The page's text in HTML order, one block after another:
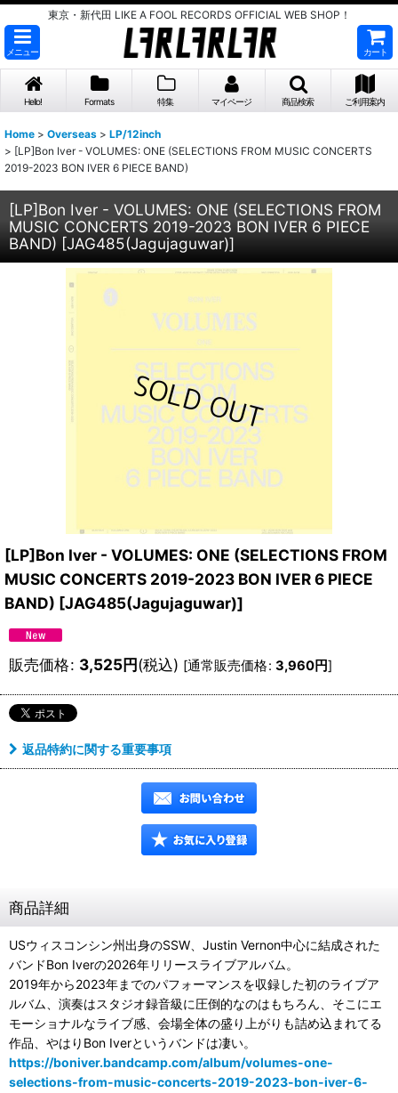
東京・新代田 LIKE A FOOL RECORDS OFFICIAL WEB SHOP！
メニュー カート
Hello! Formats 特集 マイページ 商品検索 ご利用案内
Home > Overseas > LP/12inch
> [LP]Bon Iver - VOLUMES: ONE (SELECTIONS FROM MUSIC CONCERTS
2019-2023 BON IVER 6 PIECE BAND)
[LP]Bon Iver - VOLUMES: ONE (SELECTIONS FROM
MUSIC CONCERTS 2019-2023 BON IVER 6 PIECE
BAND) [JAG485(Jagujaguwar)]
[LP]Bon Iver - VOLUMES: ONE (SELECTIONS FROM
MUSIC CONCERTS 2019-2023 BON IVER 6 PIECE
BAND) [JAG485(Jagujaguwar)]
販売価格: 3,525円(税込) [通常販売価格: 3,960円]
返品特約に関する重要事項
商品詳細
USウィスコンシン州出身のSSW、Justin Vernon中心に結成された
バンドBon Iverの2026年リリースライブアルバム。
2019年から2023年までのパフォーマンスを収録した初のライブア
ルバム、演奏はスタジオ録音級に圧倒的なのはもちろん、そこにエ
モーショナルなライブ感、会場全体の盛り上がりも詰め込まれてる
作品、やはりBon Iverというバンドは凄い。
https://boniver.bandcamp.com/album/volumes-one-
selections-from-music-concerts-2019-2023-bon-iver-6-